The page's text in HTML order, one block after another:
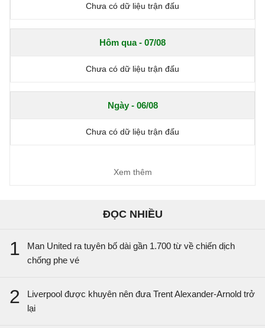
Chưa có dữ liệu trận đấu
Hôm qua - 07/08
Chưa có dữ liệu trận đấu
Ngày - 06/08
Chưa có dữ liệu trận đấu
Xem thêm
ĐỌC NHIỀU
1
Man United ra tuyên bố dài gần 1.700 từ về chiến dịch
chống phe vé
2
Liverpool được khuyên nên đưa Trent Alexander-Arnold trở
lại